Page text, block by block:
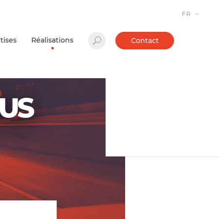
FR
Réalisations Contact